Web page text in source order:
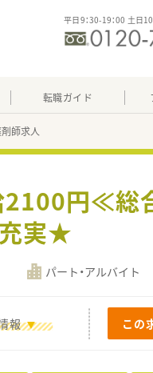
平日9：30-19：00 土日
転職ガイド
師求人
2100円≪
実★
パート・アルバイト
報 この